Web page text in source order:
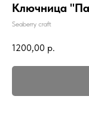
Ключница
Seaberry craft
1200,00 р.